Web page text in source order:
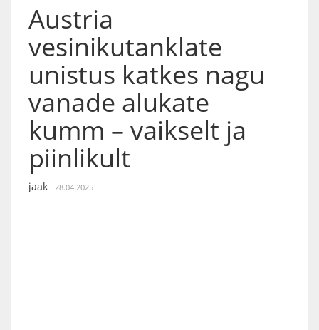
Austria
vesinikutanklate
unistus katkes nagu
vanade alukate
kumm – vaikselt ja
piinlikult
jaak 28.04.2025